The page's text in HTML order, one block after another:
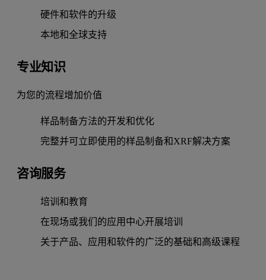
硬件和软件的升级
本地和全球支持
专业知识
为您的流程增加价值
样品制备方法的开发和优化
完整并可立即使用的样品制备和XRF解决方案
咨询服务
培训和教育
在现场或我们的应用中心开展培训
关于产品、应用和软件的广泛的基础和高级课程